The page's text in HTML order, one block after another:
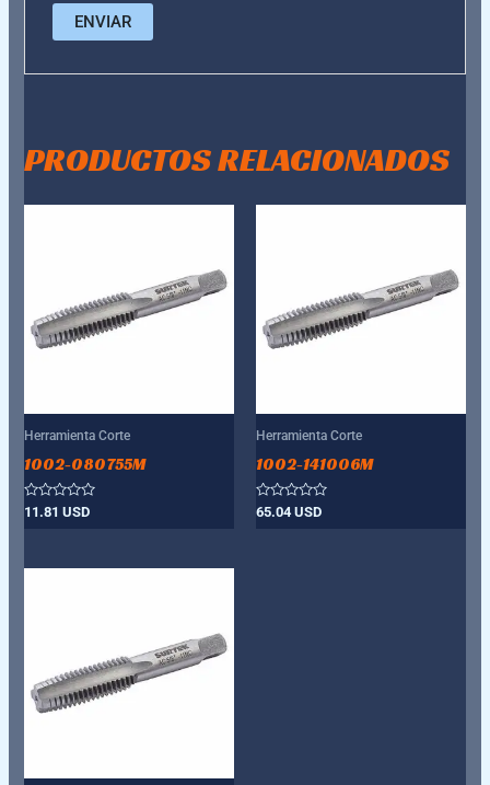
PRODUCTOS RELACIONADOS
Herramienta Corte
1002-080755M
Valorado
11.81USD
Herramienta Corte
1002-141006M
Valorado
65.04 USD